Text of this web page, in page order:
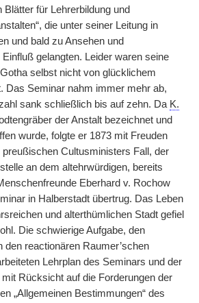
Blätter für Lehrerbildung und
die unter seiner Leitung in
und bald zu Ansehen und
gelangten. Leider waren seine
selbst nicht von glücklichem
Das Seminar nahm immer mehr ab,
sank schließlich bis auf zehn. Da K.
der Anstalt bezeichnet und
wurde, folgte er 1873 mit Freuden
Cultusministers Fall, der
an dem altehrwürdigen, bereits
Eberhard v. Rochow
in Halberstadt übertrug. Das Leben
und alterthümlichen Stadt gefiel
Die schwierige Aufgabe, den
den reactionären Raumer’schen
Lehrplan des Seminars und der
Rücksicht auf die Forderungen der
„Allgemeinen Bestimmungen“ des